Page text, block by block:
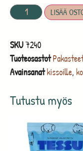
Tutustu myös
LISÄÄ
SKU7240
Tuoteosastot
Avainsanatkissoille,